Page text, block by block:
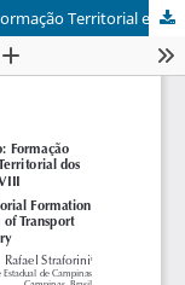
A Invenção dos Caminhos Reais do Ouro: Formação Territorial e as Estratégias de Apropriação Territorial dos Eixos de Circulação no Século XVIII